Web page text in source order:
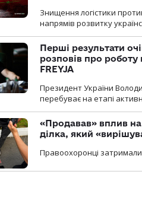
Знищення логістики
напрямів розвитку
Перші результати
розповів про
FREYJA
Президент України
перебуває на етапі
«Продавав» вплив
ділка, який
Правоохоронці